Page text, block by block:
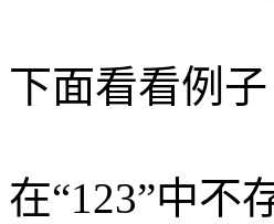
下面看看例子
在“123”中不